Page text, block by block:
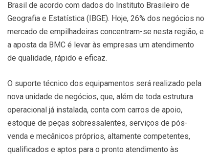
Brasil de acordo com dados do Instituto Brasileiro de
Geografia e Estatística (IBGE). Hoje, 26% dos negócios no
mercado de empilhadeiras concentram-se nesta região, e
a aposta da BMC é levar às empresas um atendimento
de qualidade, rápido e eficaz.
O suporte técnico dos equipamentos será realizado pela
nova unidade de negócios, que, além de toda estrutura
operacional já instalada, conta com carros de apoio,
estoque de peças sobressalentes, serviços de pós-
venda e mecânicos próprios, altamente competentes,
qualificados e aptos para o pronto atendimento às